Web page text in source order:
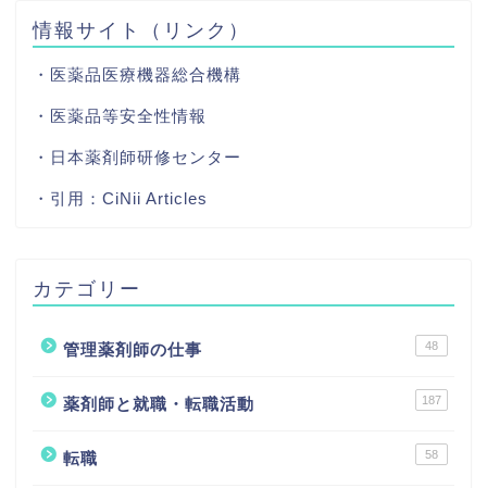
情報サイト（リンク）
・医薬品医療機器総合機構
・医薬品等安全性情報
・日本薬剤師研修センター
・引用： CiNii Articles
カテゴリー
管理薬剤師の仕事 48
薬剤師と就職・転職活動 187
転職 58